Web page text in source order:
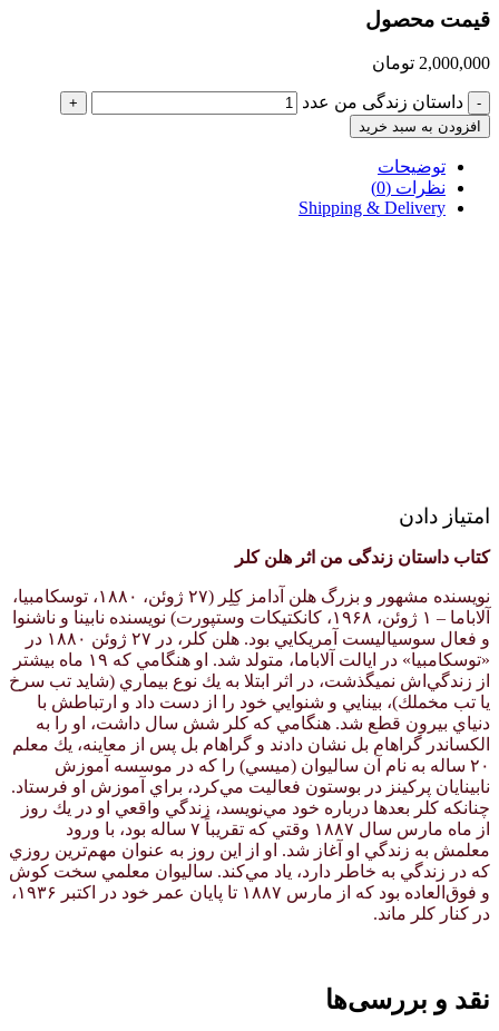
قیمت محصول
2,000,000 تومان
- داستان زندگی من عدد
+
افزودن به سبد خرید
توضیحات
نظرات (0)
Shipping & Delivery
امتیاز دادن
کتاب داستان زندگی من اثر هلن کلر
نویسنده مشهور و بزرگ هلن آدامز كِلِر (۲۷ ژوئن، ۱۸۸۰، توسكامبيا،
آلاباما – ۱ ژوئن، ۱۹۶۸، كانكتيكات وستپورت) نويسنده نابينا و ناشنوا
و فعال سوسياليست آمريكايي بود. هلن كلر، در ۲۷ ژوئن ۱۸۸۰ در
«توسكامبيا» در ايالت آلاباما، متولد شد. او هنگامي كه ۱۹ ماه بيشتر
از زندگي‌اش نميگذشت، در اثر ابتلا به يك نوع بيماري (شايد تب سرخ
يا تب مخملك)، بينايي و شنوايي خود را از دست داد و ارتباطش با
دنياي بيرون قطع شد. هنگامي كه كلر شش سال داشت، او را به
الكساندر گراهام بل نشان دادند و گراهام بل پس از معاينه، يك معلم
۲۰ ساله به نام آن ساليوان (ميسي) را كه در موسسه آموزش
نابينايان پركينز در بوستون فعاليت مي‌كرد، براي آموزش او فرستاد.
چنانكه كلر بعدها درباره خود مي‌نويسد، زندگي واقعي او در يك روز
از ماه مارس سال ۱۸۸۷ وقتي كه تقريباً ۷ ساله بود، با ورود
معلمش به زندگي او آغاز شد. او از اين روز به عنوان مهم‌ترين روزي
كه در زندگي به خاطر دارد، ياد مي‌كند. ساليوان معلمي سخت كوش
و فوق‌العاده بود كه از مارس ۱۸۸۷ تا پايان عمر خود در اكتبر ۱۹۳۶،
در كنار كلر ماند.
نقد و بررسی‌ها